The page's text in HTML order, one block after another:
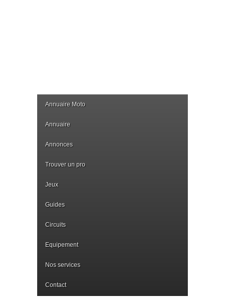
Annuaire Moto
Annuaire
Annonces
Trouver un pro
Jeux
Guides
Circuits
Equipement
Nos services
Contact